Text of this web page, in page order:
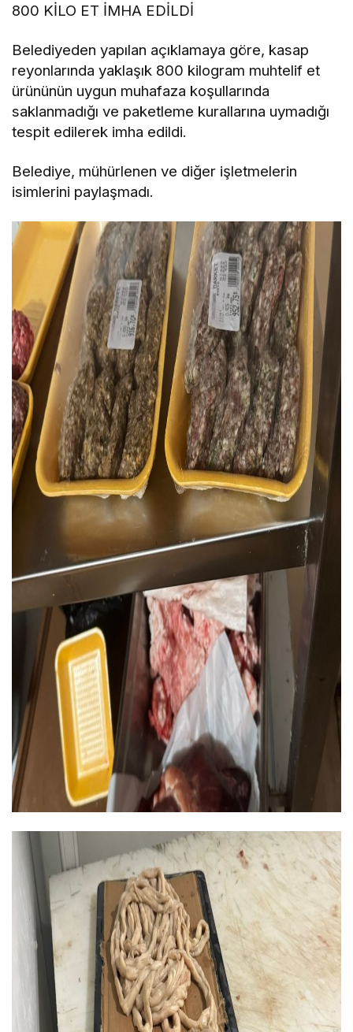
800 KİLO ET İMHA EDİLDİ
Belediyeden yapılan açıklamaya göre, kasap
reyonlarında yaklaşık 800 kilogram muhtelif et
ürününün uygun muhafaza koşullarında
saklanmadığı ve paketleme kurallarına uymadığı
tespit edilerek imha edildi.
Belediye, mühürlenen ve diğer işletmelerin
isimlerini paylaşmadı.